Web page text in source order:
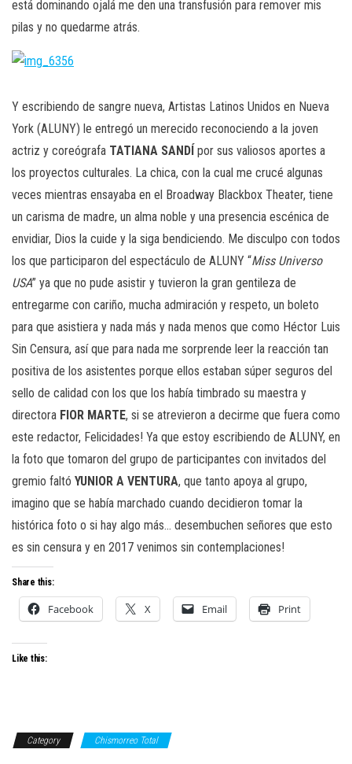
está dominando ojalá me den una transfusión para remover mis
pilas y no quedarme atrás.
Y escribiendo de sangre nueva, Artistas Latinos Unidos en Nueva
York (ALUNY) le entregó un merecido reconociendo a la joven
actriz y coreógrafa TATIANA SANDÍ por sus valiosos aportes a
los proyectos culturales. La chica, con la cual me crucé algunas
veces mientras ensayaba en el Broadway Blackbox Theater, tiene
un carisma de madre, un alma noble y una presencia escénica de
envidiar, Dios la cuide y la siga bendiciendo. Me disculpo con todos
los que participaron del espectáculo de ALUNY “Miss Universo
USA” ya que no pude asistir y tuvieron la gran gentileza de
entregarme con cariño, mucha admiración y respeto, un boleto
para que asistiera y nada más y nada menos que como Héctor Luis
Sin Censura, así que para nada me sorprende leer la reacción tan
positiva de los asistentes porque ellos estaban súper seguros del
sello de calidad con los que los había timbrado su maestra y
directora FIOR MARTE, si se atrevieron a decirme que fuera como
este redactor, Felicidades! Ya que estoy escribiendo de ALUNY, en
la foto que tomaron del grupo de participantes con invitados del
gremio faltó YUNIOR A VENTURA, que tanto apoya al grupo,
imagino que se había marchado cuando decidieron tomar la
histórica foto o si hay algo más… desembuchen señores que esto
es sin censura y en 2017 venimos sin contemplaciones!
Share this:
Facebook X Email Print
Like this:
Category Chismorreo Total